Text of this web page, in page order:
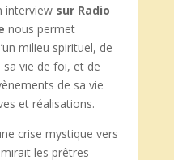
interview sur Radio
nous permet
milieu spirituel, de
sa vie de foi, et de
de sa vie
et réalisations.
crise mystique vers
les prêtres